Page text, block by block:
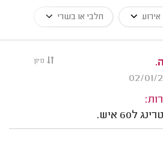
אירוע חלבי או בשרי
מיון
ל60 איש.